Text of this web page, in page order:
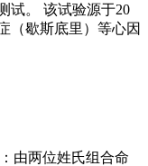
试。 该试验源于20
（歇斯底里）等心因
由两位姓氏组合命